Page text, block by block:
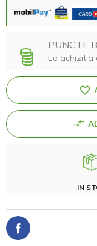
PUNCTE
La achizitia
IN